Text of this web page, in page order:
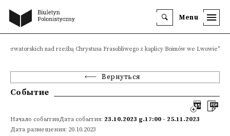
Menu
nad rzeźbą Chrystusa Frasobliwego z kaplicy Boimów we Lwowie"
Вернуться
Событие
Начало событияДата события: 23.10.2023 g.17:00 - 25.11.2023
Дата размещения: 20.10.2023